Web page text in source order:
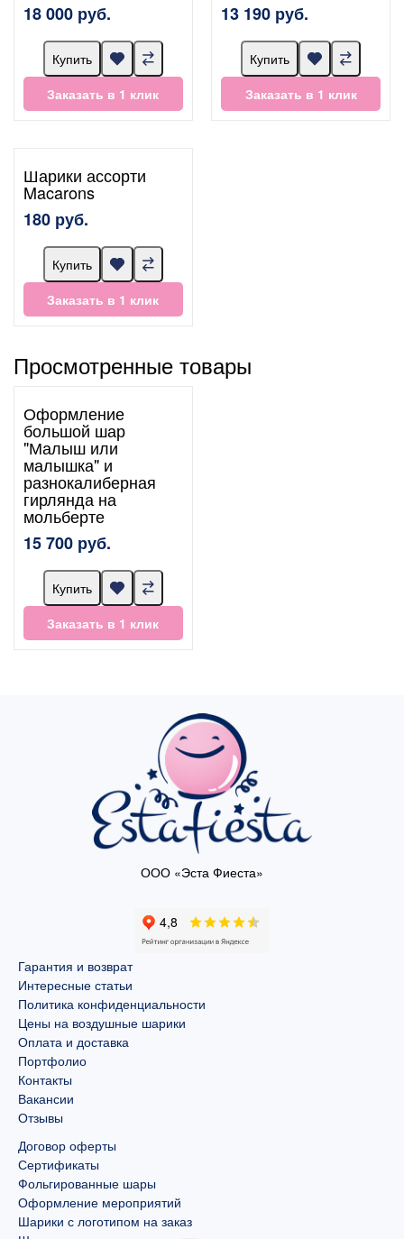
18 000 руб.
Купить
Заказать в 1 клик
13 190 руб.
Купить
Заказать в 1 клик
Шарики ассорти
Macarons
180 руб.
Купить
Заказать в 1 клик
Просмотренные товары
Оформление
большой шар
"Малыш или
малышка" и
разнокалиберная
гирлянда на
мольберте
15 700 руб.
Купить
Заказать в 1 клик
ООО «Эста Фиеста»
Гарантия и возврат
Интересные статьи
Политика конфиденциальности
Цены на воздушные шарики
Оплата и доставка
Портфолио
Контакты
Вакансии
Отзывы
Договор оферты
Сертификаты
Фольгированные шары
Оформление мероприятий
Шарики с логотипом на заказ